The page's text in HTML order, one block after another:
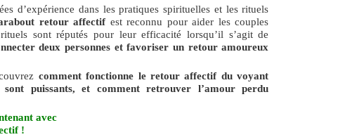
d’expérience dans les pratiques spirituelles et les rituels
retour affectifest reconnu pour aider les couples
sont réputés pour leur efficacité lorsqu’il s’agit de
deux personnes et favoriser un retour amoureux
comment fonctionne le retour affectif du voyant
puissants, et comment retrouver l’amour perdu
avec
!